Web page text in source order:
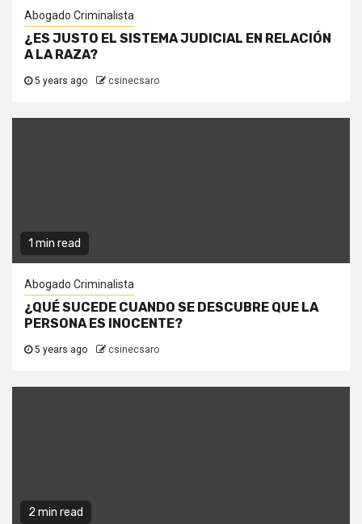
Abogado Criminalista
¿ES JUSTO EL SISTEMA JUDICIAL EN RELACIÓN
A LA RAZA?
5 years ago csinecsaro
1 min read
Abogado Criminalista
¿QUÉ SUCEDE CUANDO SE DESCUBRE QUE LA
PERSONA ES INOCENTE?
5 years ago csinecsaro
2 min read